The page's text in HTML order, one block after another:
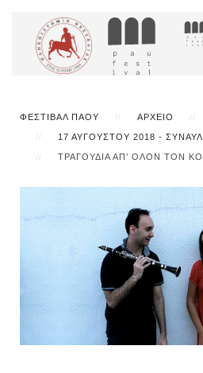
ΦΕΣΤΙΒΆΛ ΠΆΟΥ ΑΡΧΕΊΟ
17 ΑΥΓΟΎΣΤΟΥ 2018 -
ΤΡΑΓΟΎΔΙΑ ΑΠ’ ΌΛΟΝ ΤΟΝ